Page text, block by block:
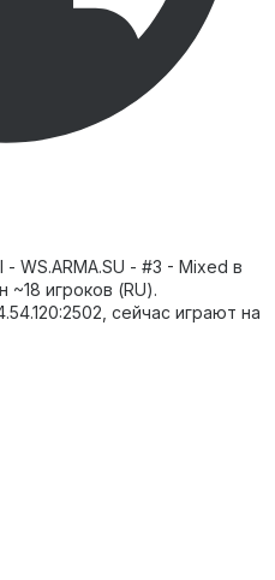
WS.ARMA.SU - #3 - Mixed в
~18 игроков (RU).
сейчас играют на